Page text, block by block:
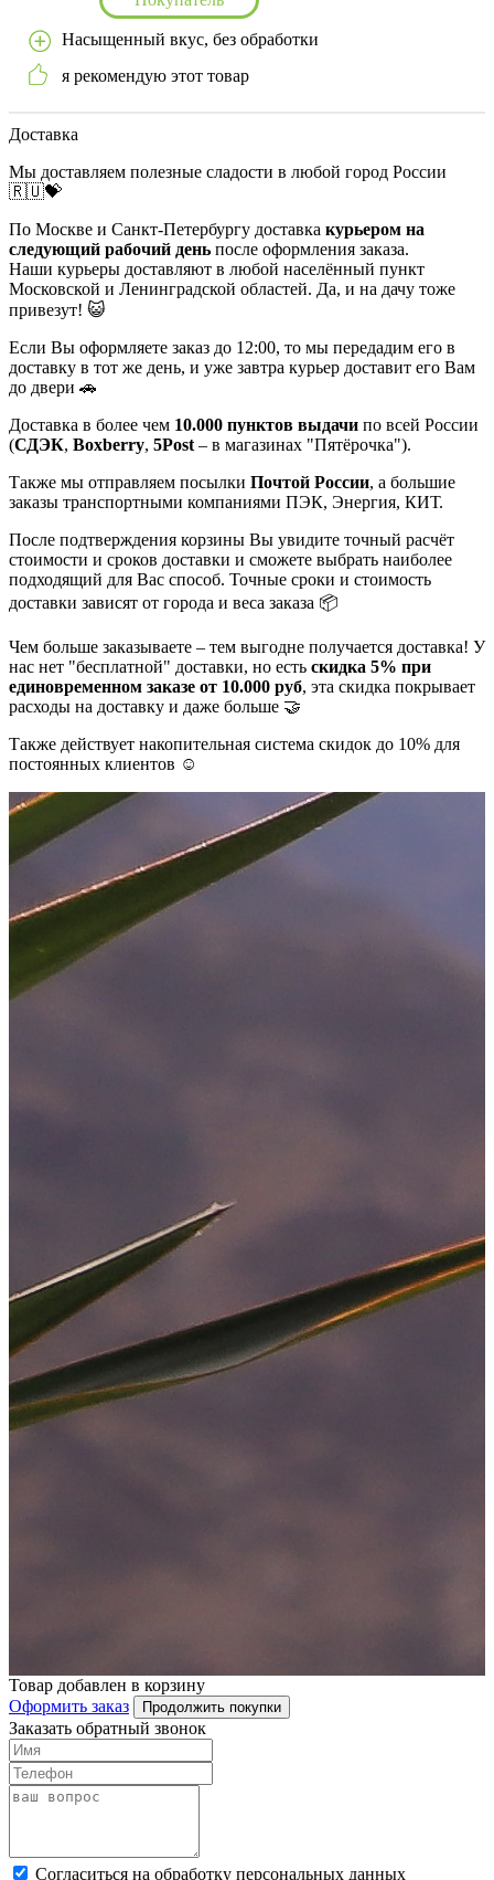
Насыщенный вкус, без обработки
я рекомендую этот товар
Доставка
Мы доставляем полезные сладости в любой город России
🇷🇺💝
По Москве и Санкт-Петербургу доставка курьером на
следующий рабочий день после оформления заказа.
Наши курьеры доставляют в любой населённый пункт
Московской и Ленинградской областей. Да, и на дачу тоже
привезут! 😺
Если Вы оформляете заказ до 12:00, то мы передадим его в
доставку в тот же день, и уже завтра курьер доставит его Вам
до двери 🚗
Доставка в более чем 10.000 пунктов выдачи по всей России
(СДЭК, Boxberry, 5Post – в магазинах "Пятёрочка").
Также мы отправляем посылки Почтой России, а большие
заказы транспортными компаниями ПЭК, Энергия, КИТ.
После подтверждения корзины Вы увидите точный расчёт
стоимости и сроков доставки и сможете выбрать наиболее
подходящий для Вас способ. Точные сроки и стоимость
доставки зависят от города и веса заказа 📦
Чем больше заказываете – тем выгодне получается доставка! У
нас нет "бесплатной" доставки, но есть скидка 5% при
единовременном заказе от 10.000 руб, эта скидка покрывает
расходы на доставку и даже больше 🤝
Также действует накопительная система скидок до 10% для
постоянных клиентов ☺️
Товар добавлен в корзину
Оформить заказ
Продолжить покупки
Заказать обратный звонок
Cогласиться на обработку персональных данных